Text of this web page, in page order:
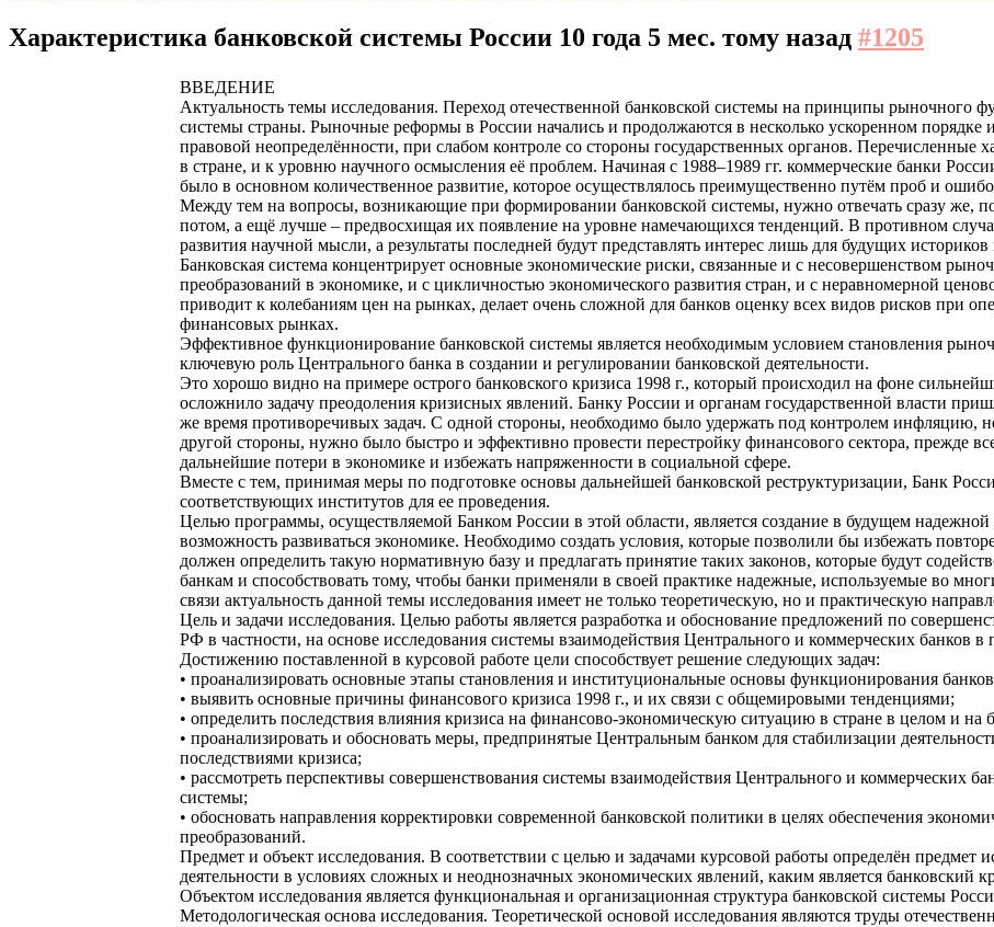
Характеристика банковской системы России 10 года 5 мес. тому назад #1205
ВВЕДЕНИЕ
Актуальность темы исследования. Переход отечественной банковской системы на принципы рыночного
системы страны. Рыночные реформы в России начались и продолжаются в несколько ускоренном порядке
правовой неопределённости, при слабом контроле со стороны государственных органов. Перечисленные
в стране, и к уровню научного осмысления её проблем. Начиная с 1988–1989 гг. коммерческие банки
было в основном количественное развитие, которое осуществлялось преимущественно путём проб и
Между тем на вопросы, возникающие при формировании банковской системы, нужно отвечать сразу же,
потом, а ещё лучше – предвосхищая их появление на уровне намечающихся тенденций. В противном
развития научной мысли, а результаты последней будут представлять интерес лишь для будущих историков
Банковская система концентрирует основные экономические риски, связанные и с несовершенством
преобразований в экономике, и с цикличностью экономического развития стран, и с неравномерной
приводит к колебаниям цен на рынках, делает очень сложной для банков оценку всех видов рисков при
финансовых рынках.
Эффективное функционирование банковской системы является необходимым условием становления
ключевую роль Центрального банка в создании и регулировании банковской деятельности.
Это хорошо видно на примере острого банковского кризиса 1998 г., который происходил на фоне
осложнило задачу преодоления кризисных явлений. Банку России и органам государственной власти
же время противоречивых задач. С одной стороны, необходимо было удержать под контролем инфляцию,
другой стороны, нужно было быстро и эффективно провести перестройку финансового сектора, прежде
дальнейшие потери в экономике и избежать напряженности в социальной сфере.
Вместе с тем, принимая меры по подготовке основы дальнейшей банковской реструктуризации, Банк
соответствующих институтов для ее проведения.
Целью программы, осуществляемой Банком России в этой области, является создание в будущем
возможность развиваться экономике. Необходимо создать условия, которые позволили бы избежать
должен определить такую нормативную базу и предлагать принятие таких законов, которые будут
банкам и способствовать тому, чтобы банки применяли в своей практике надежные, используемые во
связи актуальность данной темы исследования имеет не только теоретическую, но и практическую
Цель и задачи исследования. Целью работы является разработка и обоснование предложений по
РФ в частности, на основе исследования системы взаимодействия Центрального и коммерческих банков в
Достижению поставленной в курсовой работе цели способствует решение следующих задач:
• проанализировать основные этапы становления и институциональные основы функционирования
• выявить основные причины финансового кризиса 1998 г., и их связи с общемировыми тенденциями;
• определить последствия влияния кризиса на финансово-экономическую ситуацию в стране в целом и на
• проанализировать и обосновать меры, предпринятые Центральным банком для стабилизации
последствиями кризиса;
• рассмотреть перспективы совершенствования системы взаимодействия Центрального и коммерческих
системы;
• обосновать направления корректировки современной банковской политики в целях обеспечения
преобразований.
Предмет и объект исследования. В соответствии с целью и задачами курсовой работы определён предмет
деятельности в условиях сложных и неоднозначных экономических явлений, каким является банковский
Объектом исследования является функциональная и организационная структура банковской системы
Методологическая основа исследования. Теоретической основой исследования являются труды